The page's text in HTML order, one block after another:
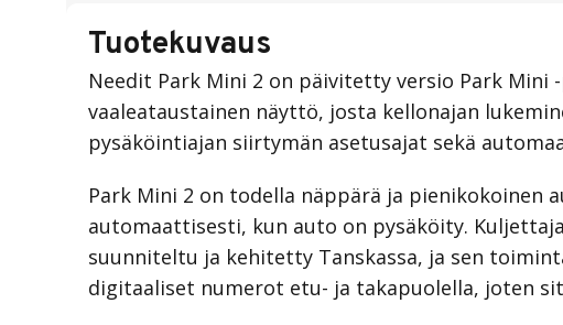
Tuotekuvaus
Needit Park Mini 2 on päivitetty versio Park
vaaleataustainen näyttö, josta kellonajan
pysäköintiajan siirtymän asetusajat sekä
Park Mini 2 on todella näppärä ja
automaattisesti, kun auto on pysäköity.
suunniteltu ja kehitetty Tanskassa, ja sen
digitaaliset numerot etu- ja takapuolella, joten